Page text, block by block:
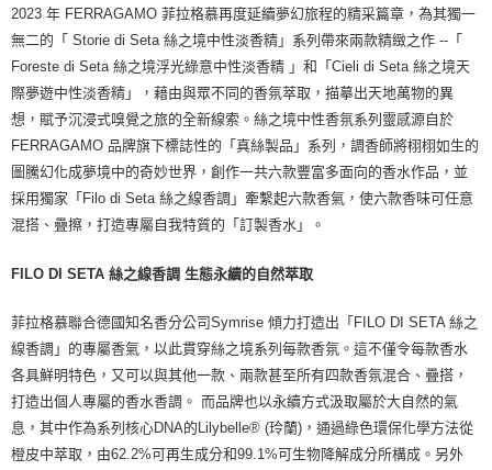
2023 年 FERRAGAMO 菲拉格慕再度延續夢幻旅程的精采篇章，為其獨一
無二的「 Storie di Seta 絲之境中性淡香精」系列帶來兩款精緻之作 --「
Foreste di Seta 絲之境浮光綠意中性淡香精 」和「Cieli di Seta 絲之境天
際夢遊中性淡香精」，藉由與眾不同的香氛萃取，描摹出天地萬物的異
想，賦予沉浸式嗅覺之旅的全新線索。絲之境中性香氛系列靈感源自於
FERRAGAMO 品牌旗下標誌性的「真絲製品」系列，調香師將栩栩如生的
圖騰幻化成夢境中的奇妙世界，創作一共六款豐富多面向的香水作品，並
採用獨家「Filo di Seta 絲之線香調」牽繫起六款香氣，使六款香味可任意
混搭、疊擦，打造專屬自我特質的「訂製香水」。
FILO DI SETA 絲之線香調 生態永續的自然萃取
菲拉格慕聯合德國知名香分公司Symrise 傾力打造出「FILO DI SETA 絲之
線香調」的專屬香氣，以此貫穿絲之境系列每款香氛。這不僅令每款香水
各具鮮明特色，又可以與其他一款、兩款甚至所有四款香氛混合、疊搭，
打造出個人專屬的香水香調。 而品牌也以永續方式汲取屬於大自然的氣
息，其中作為系列核心DNA的Lilybelle® (玲蘭)，通過綠色環保化學方法從
橙皮中萃取，由62.2%可再生成分和99.1%可生物降解成分所構成。另外